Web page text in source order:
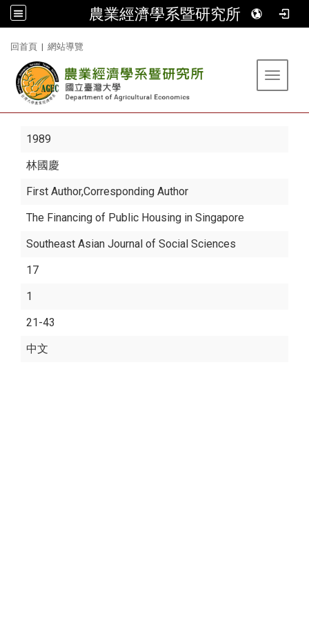
農業經濟學系暨研究所
回首頁 | 網站導覽
Toggle
1989
林國慶
First Author,Corresponding Author
The Financing of Public Housing in Singapore
Southeast Asian Journal of Social Sciences
17
1
21-43
中文